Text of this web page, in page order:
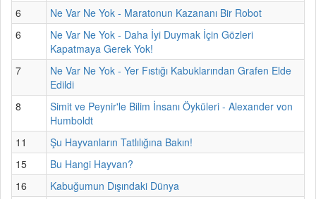
6
Ne Var Ne Yok - Maratonun Kazananı Bir Robot
6
Ne Var Ne Yok - Daha İyi Duymak İçin Gözleri
Kapatmaya Gerek Yok!
7
Ne Var Ne Yok - Yer Fıstığı Kabuklarından Grafen Elde
Edildi
8
Simit ve Peynir'le Bilim İnsanı Öyküleri - Alexander von
Humboldt
11
Şu Hayvanların Tatlılığına Bakın!
15
Bu Hangi Hayvan?
16
Kabuğumun Dışındaki Dünya